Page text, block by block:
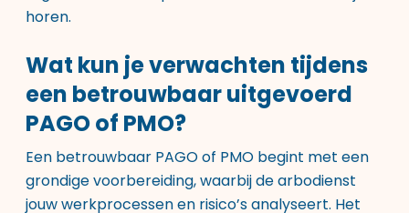
horen.
Wat kun je verwachten tijdens
een betrouwbaar uitgevoerd
PAGO of PMO?
Een betrouwbaar PAGO of PMO begint met een
grondige voorbereiding, waarbij de arbodienst
jouw werkprocessen en risico’s analyseert. Het